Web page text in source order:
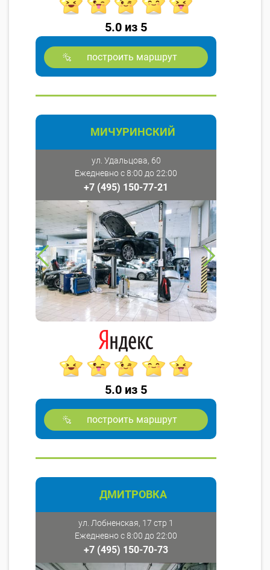
5.0 из 5
построить маршрут
МИЧУРИНСКИЙ
ул. Удальцова, 60
Ежедневно с 8:00 до 22:00
+7 (495) 150-77-21
5.0 из 5
построить маршрут
ДМИТРОВКА
ул. Лобненская, 17 стр 1
Ежедневно с 8:00 до 22:00
+7 (495) 150-70-73